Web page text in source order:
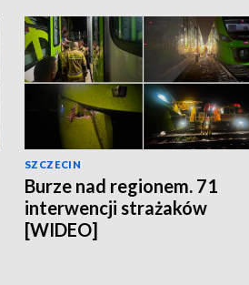
SZCZECIN
Burze nad regionem. 71
interwencji strażaków
[WIDEO]